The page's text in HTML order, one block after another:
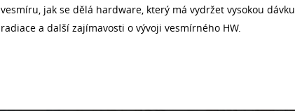
vesmíru, jak se dělá hardware, který má vydržet vysokou dávku
radiace a další zajímavosti o vývoji vesmírného HW.